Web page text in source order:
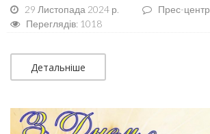
29 Листопада 2024 р.
Прес-центр
Переглядів: 1018
Детальніше